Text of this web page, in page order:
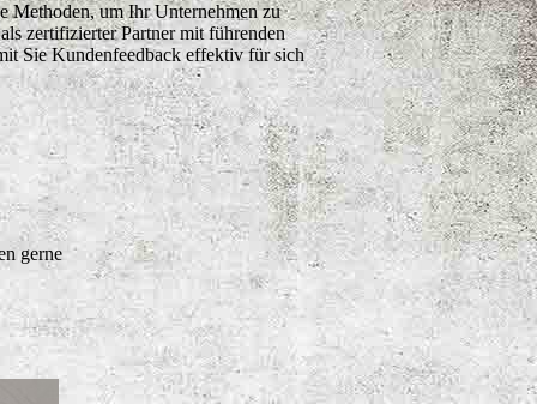
Methoden, um Ihr Unternehmen zu
zertifizierter Partner mit führenden
Sie Kundenfeedback effektiv für sich
gerne